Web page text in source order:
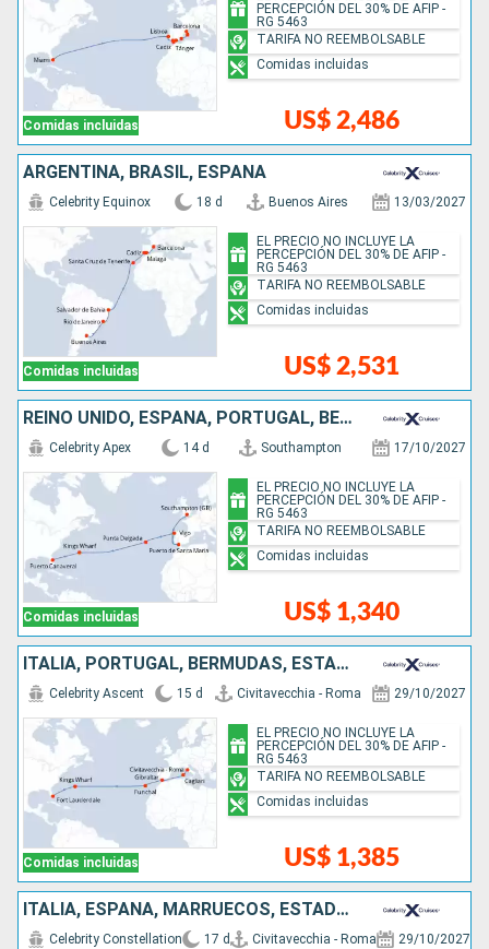
Comidas incluidas US$ 2,486
PERCEPCIÓN DEL 30% DE AFIP -
RG 5463
TARIFA NO REEMBOLSABLE
Comidas incluidas
ARGENTINA, BRASIL, ESPAÑA
Comidas incluidas
Celebrity Equinox 18 d Buenos Aires 13/03/2027
US$ 2,531
EL PRECIO NO INCLUYE LA
PERCEPCIÓN DEL 30% DE AFIP -
RG 5463
TARIFA NO REEMBOLSABLE
Comidas incluidas
REINO UNIDO, ESPAÑA, PORTUGAL, BERMUDAS, ESTADOS UNIDOS
Comidas incluidas
Celebrity Apex 14 d Southampton 17/10/2027
US$ 1,340
EL PRECIO NO INCLUYE LA
PERCEPCIÓN DEL 30% DE AFIP -
RG 5463
TARIFA NO REEMBOLSABLE
Comidas incluidas
ITALIA, PORTUGAL, BERMUDAS, ESTADOS UNIDOS
Comidas incluidas
Celebrity Ascent 15 d Civitavecchia - Roma 29/10/2027
US$ 1,385
EL PRECIO NO INCLUYE LA
PERCEPCIÓN DEL 30% DE AFIP -
RG 5463
TARIFA NO REEMBOLSABLE
Comidas incluidas
ITALIA, ESPAÑA, MARRUECOS, ESTADOS UNIDOS
Celebrity Constellation 17 d Civitavecchia - Roma 29/10/2027